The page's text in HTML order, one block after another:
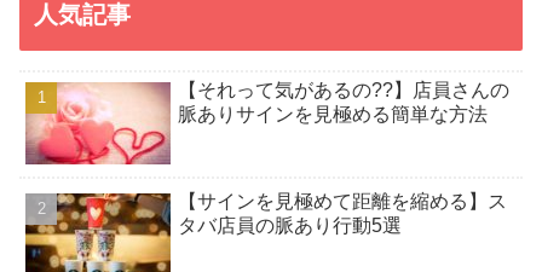
人気記事
【それって気があるの??】店員さんの
脈ありサインを見極める簡単な方法
【サインを見極めて距離を縮める】ス
タバ店員の脈あり行動5選